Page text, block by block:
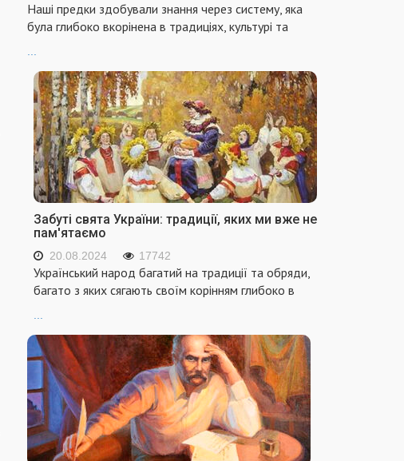
Наші предки здобували знання через систему, яка
була глибоко вкорінена в традиціях, культурі та
...
Забуті свята України: традиції, яких ми вже не
пам'ятаємо
20.08.2024 17742
Український народ багатий на традиції та обряди,
багато з яких сягають своїм корінням глибоко в
...